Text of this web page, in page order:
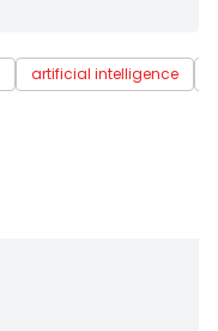
artificial intelligence